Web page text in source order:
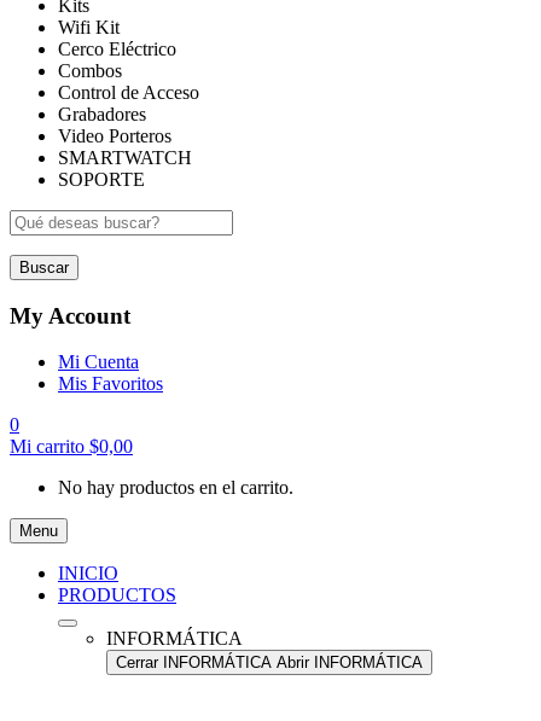
Kits
Wifi Kit
Cerco Eléctrico
Combos
Control de Acceso
Grabadores
Video Porteros
SMARTWATCH
SOPORTE
Buscar
My Account
Mi Cuenta
Mis Favoritos
0
Mi carrito $0,00
No hay productos en el carrito.
Menu
INICIO
PRODUCTOS
INFORMÁTICA
Cerrar INFORMÁTICA Abrir INFORMÁTICA